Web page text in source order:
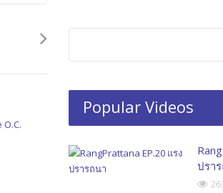
Popular Videos
ปรา